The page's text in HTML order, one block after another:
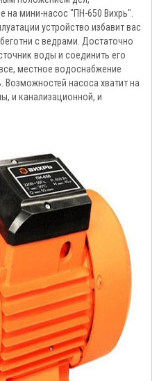
на мини-насос "ПН-650 Вихрь".
устройство избавит вас
с ведрами. Достаточно
воды и соединить его
местное водоснабжение
насоса хватит на
и канализационной, и